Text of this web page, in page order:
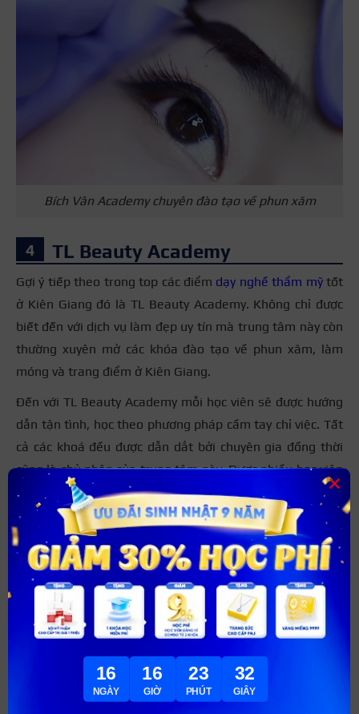
Bích Vân Academy chuyên đào tạo về phun xăm
TL Beauty Academy
Gợi ý tiếp theo trong top các điểm dạy nghề thẩm mỹtốt
ở Kiên Giang đó là TL Beauty Academy. Không chỉ được
biết đến với dịch vụ làm đẹp uy tín mà trung tâm này còn
thường xuyên mở các khóa đào tạo về phun xăm, làm
móng và trang điểm ở Kiên Giang.
Đến với TL Beauty Academy mỗi học viên sẽ được hướng
dẫn tận tình, học theo phương pháp cầm tay chỉ việc. Tất
cả các khoá đều được dẫn dắt bởi chuyên gia đồng thời
cũng là chủ nhân của trung tâm này. Được nhiều học viên
lựa chọn ở TL Beauty Academy đó là các khóa về phun
xăm thẩm mỹ. Học viên không chỉ được hướng dẫn đa
dạng kỹ năng mà còn nhận được nhiều ưu đãi hấp dẫn.
Địa chỉ: 23 Sư Thiện Ân phường Vĩnh Bảo Rạch Giá,
Kiên Giang.
16
NGÀY
16
GIỜ
23
PHÚT
30
GIÂY
×